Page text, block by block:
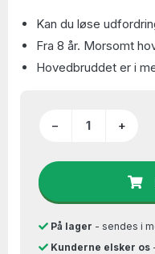
Kan du løse
Fra 8 år. Morsomt
Hovedbruddet er i
− +
På lager - sendes i
Kunderne elsker os